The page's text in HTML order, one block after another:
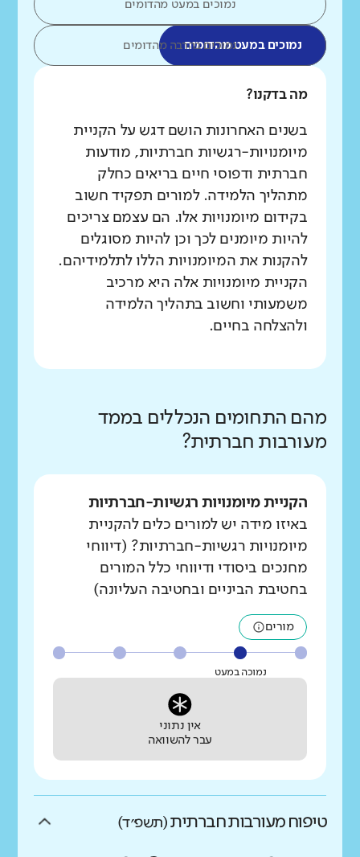
נמוכים במעט מהדומים
נמוכים במעט מהדומיםנמוכים בהרבה מהדומים
מה בדקנו?
בשנים האחרונות הושם דגש על הקניית
מיומנויות-רגשיות חברתיות, מודעות
חברתית ודפוסי חיים בריאים כחלק
מתהליך הלמידה. למורים תפקיד חשוב
בקידום מיומנויות אלו. הם עצמם צריכים
להיות מיומנים לכך וכן להיות מסוגלים
להקנות את המיומנויות הללו לתלמידיהם.
הקניית מיומנויות אלה היא מרכיב
משמעותי וחשוב בתהליך הלמידה
ולהצלחה בחיים.
מהם התחומים הנכללים בממד
מעורבות חברתית?
הקניית מיומנויות רגשיות-חברתיות
באיזו מידה יש למורים כלים להקניית
מיומנויות רגשיות-חברתיות? (דיווחי
מחנכים ביסודי ודיווחי כלל המורים
בחטיבת הביניים ובחטיבה העליונה)
מורים
נמוכה במעט
אין נתוני
עבר להשוואה
טיפוח מעורבות חברתית(תשפ״ד)